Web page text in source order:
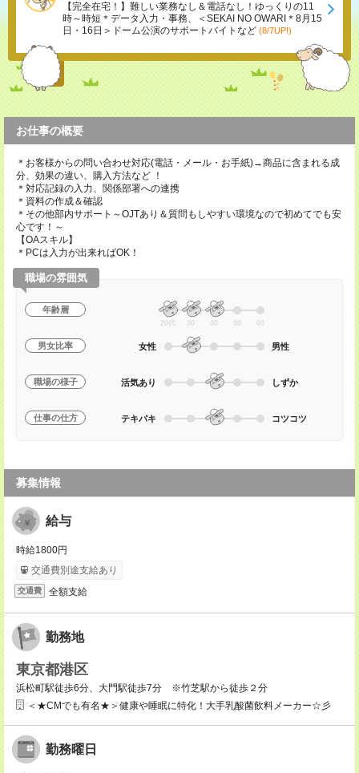
【完全在宅！】難しい業務なし＆電話なし！ゆっくりの11
時～時短＊データ入力・事務、＜SEKAI NO OWARI＊8月15
日・16日＞ドーム公演のサポートバイトなど (8/7UP!)
お仕事の概要
＊お客様からの問い合わせ対応(電話・メール・お手紙)→商品に含まれる成
分、効果の違い、購入方法など ！
＊対応記録の入力、関係部署への連携
＊資料の作成＆確認
＊その他部内サポート～OJTあり＆質問もしやすい環境なので初めてでも安
心です！～
【OAスキル】
＊PCは入力が出来ればOK！
職場の雰囲気
年齢層
20代 30 40 50 60
男女比率 女性 男性
職場の様子 活気あり しずか
仕事の仕方 テキパキ コツコツ
募集情報
給与
時給1800円
交通費別途支給あり
交通費 全額支給
勤務地
東京都港区
浜松町駅徒歩6分、大門駅徒歩7分 ※竹芝駅から徒歩２分
＜★CMでも有名★＞健康や睡眠に特化！大手乳酸菌飲料メーカー☆彡
勤務曜日